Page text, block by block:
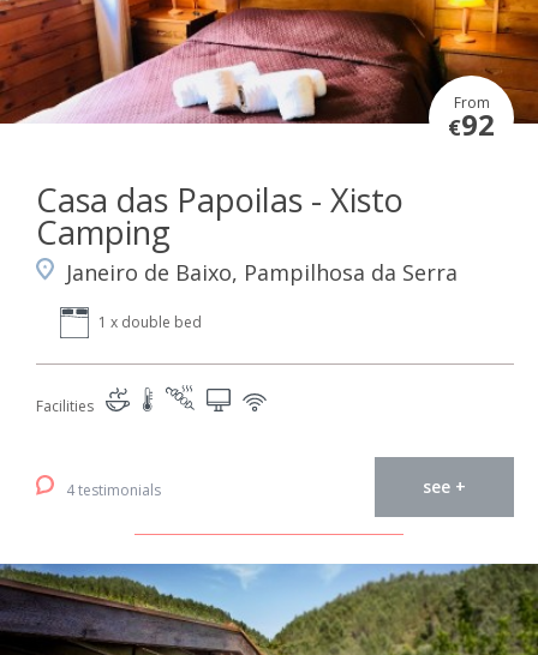
From
€92
Casa das Papoilas - Xisto
Camping
Janeiro de Baixo, Pampilhosa da Serra
1 x double bed
Facilities
4 testimonials see +